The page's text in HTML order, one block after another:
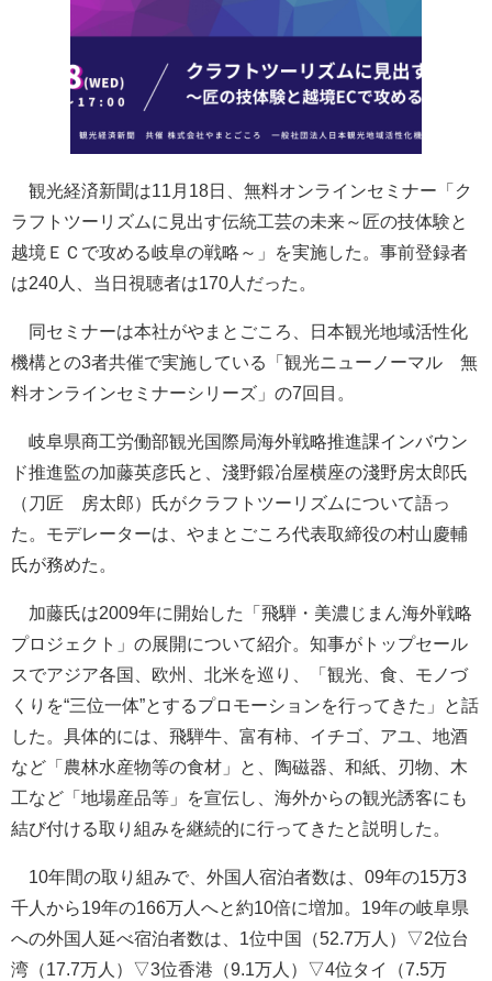
観光経済新聞は11月18日、無料オンラインセミナー「ク
ラフトツーリズムに見出す伝統工芸の未来～匠の技体験と
越境ＥＣで攻める岐阜の戦略～」を実施した。事前登録者
は240人、当日視聴者は170人だった。
同セミナーは本社がやまとごころ、日本観光地域活性化
機構との3者共催で実施している「観光ニューノーマル 無
料オンラインセミナーシリーズ」の7回目。
岐阜県商工労働部観光国際局海外戦略推進課インバウン
ド推進監の加藤英彦氏と、淺野鍛冶屋横座の淺野房太郎氏
（刀匠 房太郎）氏がクラフトツーリズムについて語っ
た。モデレーターは、やまとごころ代表取締役の村山慶輔
氏が務めた。
加藤氏は2009年に開始した「飛騨・美濃じまん海外戦略
プロジェクト」の展開について紹介。知事がトップセール
スでアジア各国、欧州、北米を巡り、「観光、食、モノづ
くりを“三位一体”とするプロモーションを行ってきた」と話
した。具体的には、飛騨牛、富有柿、イチゴ、アユ、地酒
など「農林水産物等の食材」と、陶磁器、和紙、刃物、木
工など「地場産品等」を宣伝し、海外からの観光誘客にも
結び付ける取り組みを継続的に行ってきたと説明した。
10年間の取り組みで、外国人宿泊者数は、09年の15万3
千人から19年の166万人へと約10倍に増加。19年の岐阜県
への外国人延べ宿泊者数は、1位中国（52.7万人）▽2位台
湾（17.7万人）▽3位香港（9.1万人）▽4位タイ（7.5万